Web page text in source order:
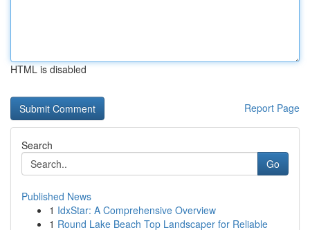
HTML is disabled
Report Page
Search
Go
Published News
1 IdxStar: A Comprehensive Overview
1 Round Lake Beach Top Landscaper for Reliable